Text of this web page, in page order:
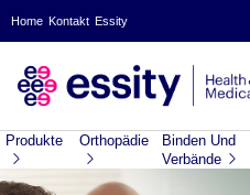
Home Kontakt Essity
Produkte Orthopädie
Binden Und
Verbände